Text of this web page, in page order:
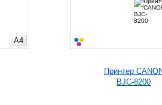
A4
Принтер
BJC-8200